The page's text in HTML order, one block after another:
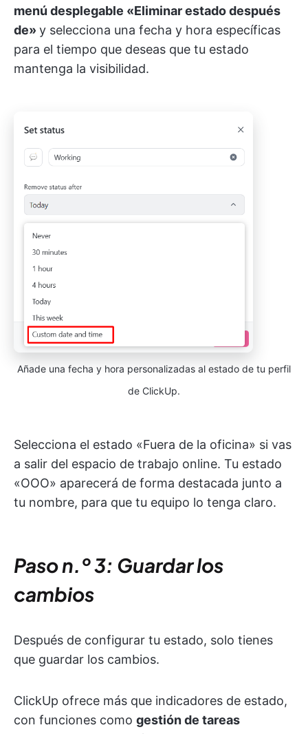
menú desplegable «Eliminar estado después
de» y selecciona una fecha y hora específicas
para el tiempo que deseas que tu estado
mantenga la visibilidad.
Añade una fecha y hora personalizadas al estado de tu perfil
de ClickUp.
Selecciona el estado «Fuera de la oficina» si vas
a salir del espacio de trabajo online. Tu estado
«OOO» aparecerá de forma destacada junto a
tu nombre, para que tu equipo lo tenga claro.
Paso n.º 3: Guardar los
cambios
Después de configurar tu estado, solo tienes
que guardar los cambios.
ClickUp ofrece más que indicadores de estado,
con funciones como gestión de tareas